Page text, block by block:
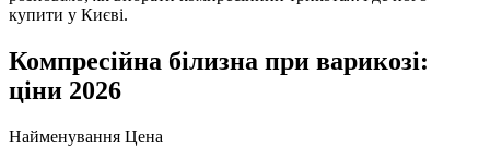
купити у Києві.
Компресійна білизна при варикозі:
ціни 2026
Найменування Цена